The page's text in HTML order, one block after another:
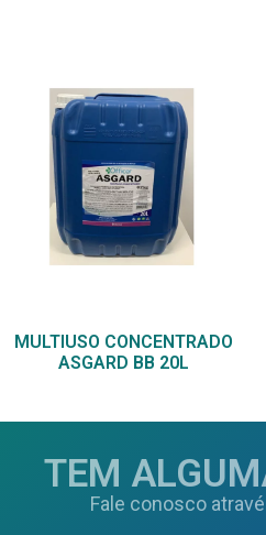
MULTIUSO CONCENTRADO
ASGARD BB 20L
TEM
Fale conosco